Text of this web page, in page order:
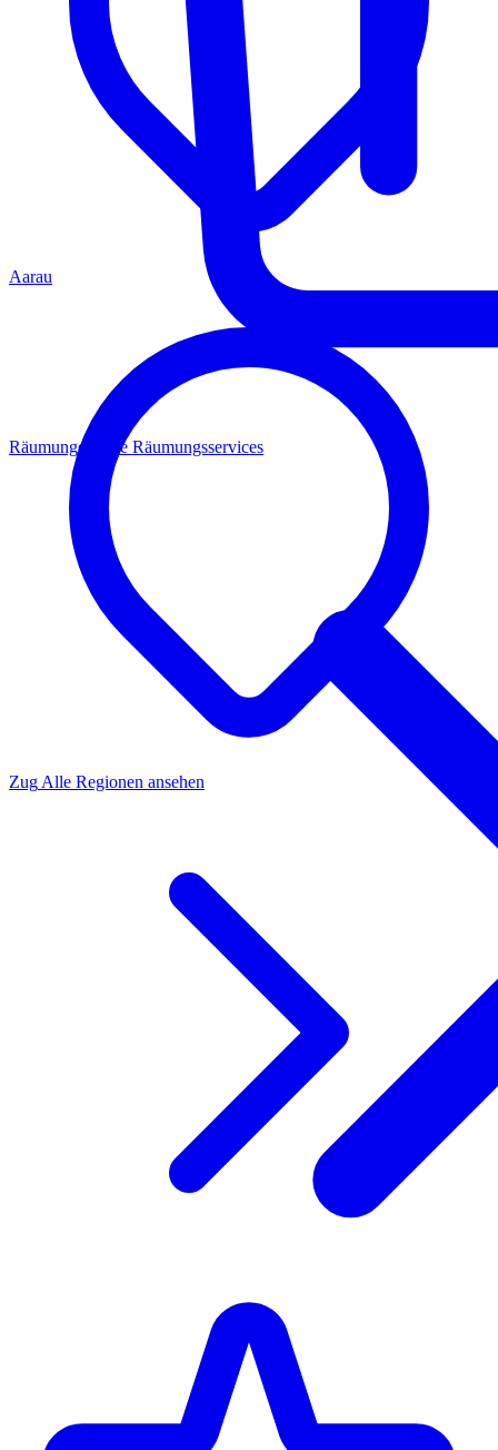
Räumungen Alle Räumungsservices
Aarau
Zug Alle Regionen ansehen